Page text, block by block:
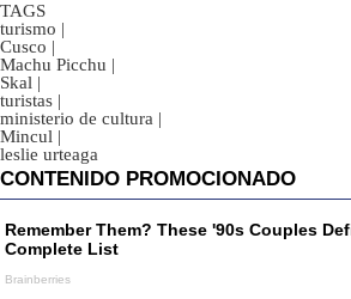
TAGS
turismo |
Cusco |
Machu Picchu |
Skal |
turistas |
ministerio de cultura |
Mincul |
leslie urteaga